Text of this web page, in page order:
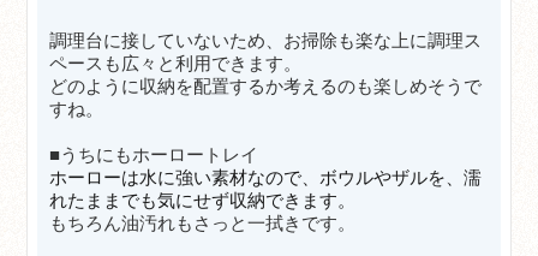
調理台に接していないため、お掃除も楽な上に調理ス
ペースも広々と利用できます。
どのように収納を配置するか考えるのも楽しめそうで
すね。
■うちにもホーロートレイ
ホーローは水に強い素材なので、ボウルやザルを、濡
れたままでも気にせず収納できます。
もちろん油汚れもさっと一拭きです。